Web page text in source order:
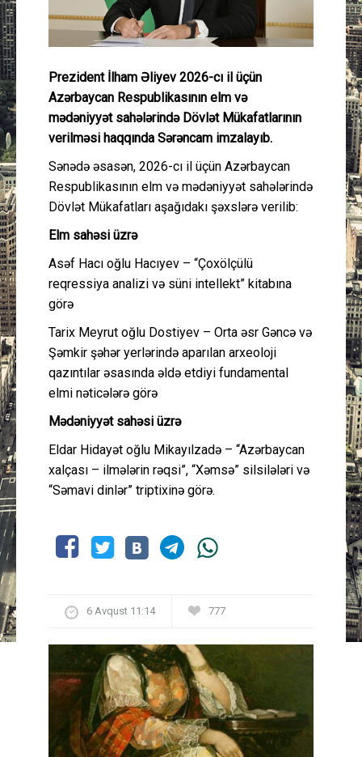
Peşə etikası
Əlaqə
Prezident İlham Əliyev 2026-cı il üçün
Azərbaycan Respublikasının elm və
mədəniyyət sahələrində Dövlət Mükafatlarının
verilməsi haqqında Sərəncam imzalayıb.
Sənədə əsasən, 2026-cı il üçün Azərbaycan
Respublikasının elm və mədəniyyət sahələrində
Dövlət Mükafatları aşağıdakı şəxslərə verilib:
Elm sahəsi üzrə
Asəf Hacı oğlu Hacıyev – “Çoxölçülü
reqressiya analizi və süni intellekt” kitabına
görə
Tarix Meyrut oğlu Dostiyev – Orta əsr Gəncə və
Şəmkir şəhər yerlərində aparılan arxeoloji
qazıntılar əsasında əldə etdiyi fundamental
elmi nəticələrə görə
Mədəniyyət sahəsi üzrə
Eldar Hidayət oğlu Mikayılzadə – “Azərbaycan
xalçası – ilmələrin rəqsi”, “Xəmsə” silsilələri və
“Səmavi dinlər” triptixinə görə.
6 Avqust 11:14 777